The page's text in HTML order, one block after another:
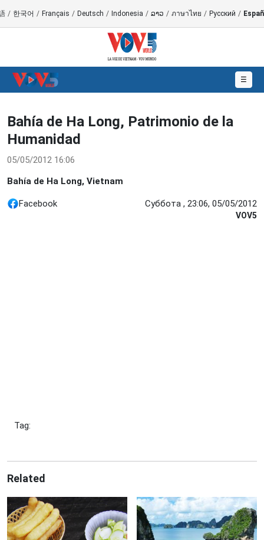
/ 한국어 / Français / Deutsch / Indonesia / ລາວ / ภาษาไทย / Русский /
☰
Bahía de Ha Long, Patrimonio de la
Humanidad
05/05/2012 16:06
Bahía de Ha Long, Vietnam
Facebook Суббота , 23:06, 05/05/2012
VOV5
Tag:
Related